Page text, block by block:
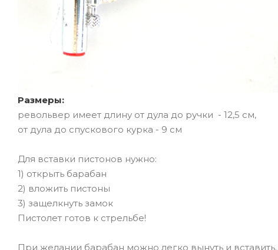
Размеры:
револьвер имеет длину от дула до ручки - 12,5 см,
от дула до спускового курка - 9 см
Для вставки пистонов нужно:
1) открыть барабан
2) вложить пистоны
3) защелкнуть замок
Пистолет готов к стрельбе!
При желании барабан можно легко вынуть и вставить.